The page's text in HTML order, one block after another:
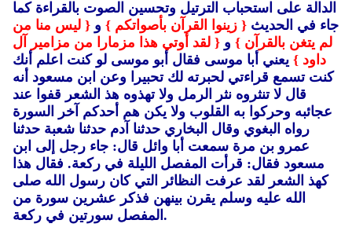
الدالة على استحباب الترتيل وتحسين الصوت بالقراءة كما
جاء في الحديث { زينوا القرآن بأصواتكم } و { ليس منا من
لم يتغن بالقرآن } و { لقد أوتي هذا مزمارا من مزامير آل
داود } يعني أبا موسى فقال أبو موسى لو كنت اعلم أنك
كنت تسمع قراءتي لحبرته لك تحبيرا وعن ابن مسعود أنه
قال لا تنثروه نثر الرمل ولا تهذوه هذ الشعر قفوا عند
عجائبه وحركوا به القلوب ولا يكن هم أحدكم آخر السورة
رواه البغوي وقال البخاري حدثنا آدم حدثنا شعبة حدثنا
عمرو بن مرة سمعت أبا وائل قال: جاء رجل إلى ابن
مسعود فقال: قرأت المفصل الليلة في ركعة. فقال هذا
كهذ الشعر لقد عرفت النظائر التي كان رسول الله صلى
الله عليه وسلم يقرن بينهن فذكر عشرين سورة من
المفصل سورتين في ركعة.